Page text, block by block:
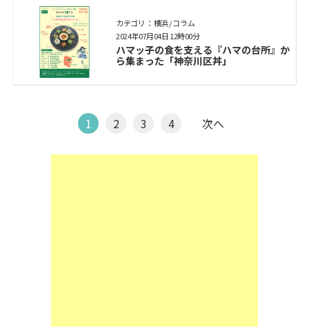
カテゴリ： 横浜 / コラム
ハマッ子の食を支える『ハマの台所』か
ら集まった「神奈川区丼」
2024年07月04日 12時00分
1 2 3 4 次へ